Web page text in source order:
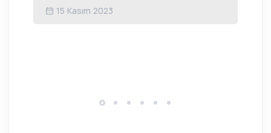
15 Kasım 2023